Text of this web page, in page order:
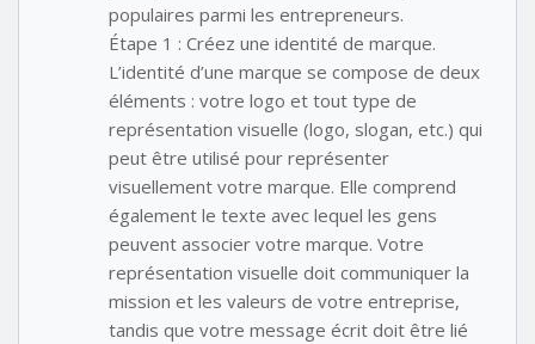
populaires parmi les entrepreneurs.
Étape 1 : Créez une identité de marque.
L’identité d’une marque se compose de deux
éléments : votre logo et tout type de
représentation visuelle (logo, slogan, etc.) qui
peut être utilisé pour représenter
visuellement votre marque. Elle comprend
également le texte avec lequel les gens
peuvent associer votre marque. Votre
représentation visuelle doit communiquer la
mission et les valeurs de votre entreprise,
tandis que votre message écrit doit être lié